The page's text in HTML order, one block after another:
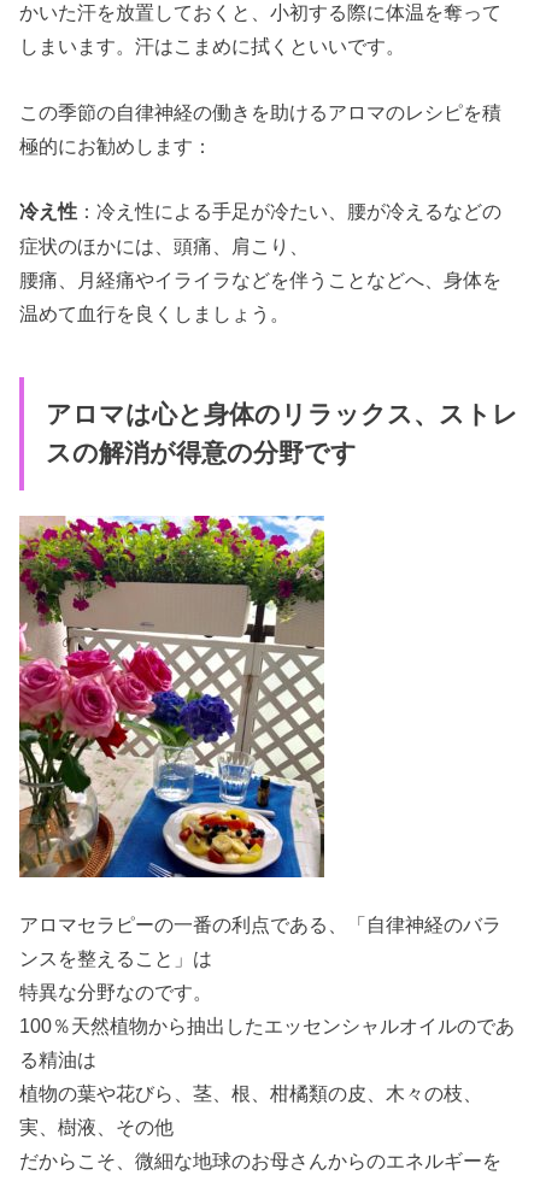
かいた汗を放置しておくと、小初する際に体温を奪って
しまいます。汗はこまめに拭くといいです。
この季節の自律神経の働きを助けるアロマのレシピを積
極的にお勧めします：
冷え性 ：冷え性による手足が冷たい、腰が冷えるなどの
症状のほかには、頭痛、肩こり、
腰痛、月経痛やイライラなどを伴うことなどへ、身体を
温めて血行を良くしましょう。
アロマは心と身体のリラックス、ストレ
スの解消が得意の分野です
アロマセラピーの一番の利点である、「自律神経のバラ
ンスを整えること」は
特異な分野なのです。
100％天然植物から抽出したエッセンシャルオイルのであ
る精油は
植物の葉や花びら、茎、根、柑橘類の皮、木々の枝、
実、樹液、その他
だからこそ、微細な地球のお母さんからのエネルギーを